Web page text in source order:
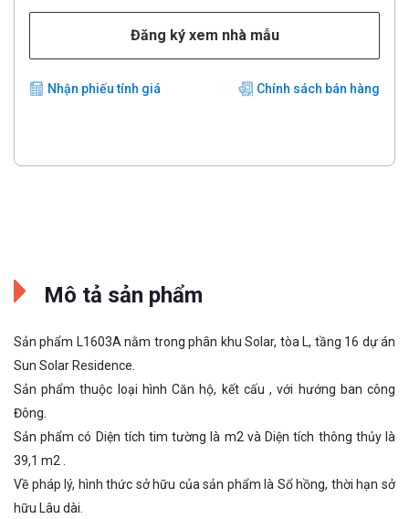
Đăng ký xem nhà mẫu
Nhận phiếu tính giá Chính sách bán hàng
Mô tả sản phẩm
Sản phẩm L1603A nằm trong phân khu Solar, tòa L, tầng 16 dự án
Sun Solar Residence.
Sản phẩm thuộc loại hình Căn hộ, kết cấu , với hướng ban công
Đông.
Sản phẩm có Diện tích tim tường là m2 và Diện tích thông thủy là
39,1 m2 .
Về pháp lý, hình thức sở hữu của sản phẩm là Sổ hồng, thời hạn sở
hữu Lâu dài.